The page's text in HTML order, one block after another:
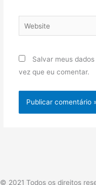
Website
Salvar meus
vez que eu comentar.
© 2021 Todos os direitos